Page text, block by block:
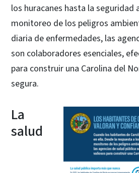
los huracanes hasta la seguridad
monitoreo de los peligros
diaria de enfermedades, las
son colaboradores esenciales,
para construir una Carolina del
segura.
La
salud